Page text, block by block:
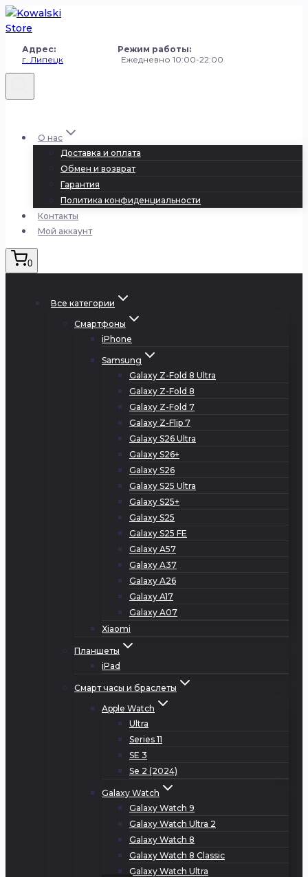
Перейти
к
Адрес: Режим работы:
г. Липецк Ежедневно 10:00-22:00
О нас
Доставка и оплата
Обмен и возврат
Гарантия
Политика конфиденциальности
Контакты
Мой аккаунт
0
Все категории
Смартфоны
iPhone
Samsung
Galaxy Z-Fold 8 Ultra
Galaxy Z-Fold 8
Galaxy Z-Fold 7
Galaxy Z-Flip 7
Galaxy S26 Ultra
Galaxy S26+
Galaxy S26
Galaxy S25 Ultra
Galaxy S25+
Galaxy S25
Galaxy S25 FE
Galaxy A57
Galaxy A37
Galaxy A26
Galaxy A17
Galaxy A07
Xiaomi
Планшеты
iPad
Смарт часы и браслеты
Apple Watch
Ultra
Series 11
SE 3
Se 2 (2024)
Galaxy Watch
Galaxy Watch 9
Galaxy Watch Ultra 2
Galaxy Watch 8
Galaxy Watch 8 Classic
Galaxy Watch Ultra